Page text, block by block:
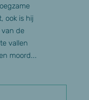
ook is hij
de
vallen
moord...